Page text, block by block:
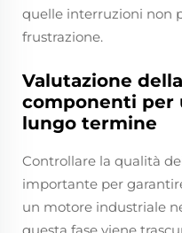
quelle interruzioni non
frustrazione.
Valutazione
componenti per
lungo termine
Controllare la qualità
importante per
un motore industriale